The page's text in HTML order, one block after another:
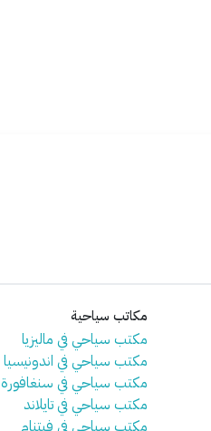
مكاتب سياحية
مكتب سياحي في ماليزيا
مكتب سياحي في اندونيسيا
مكتب سياحي في سنغافورة
مكتب سياحي في تايلاند
مكتب سياحي في فيتنام